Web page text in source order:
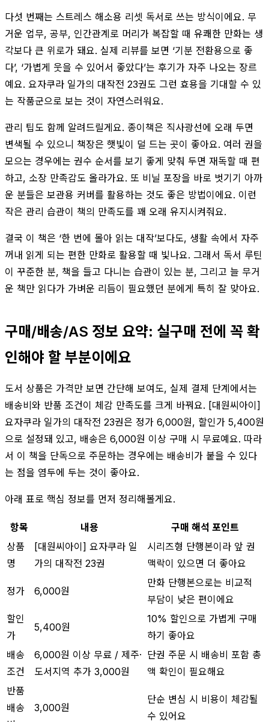
다섯 번째는 스트레스 해소용 리셋 독서로 쓰는 방식이에요. 무
거운 업무, 공부, 인간관계로 머리가 복잡할 때 유쾌한 만화는 생
각보다 큰 위로가 돼요. 실제 리뷰를 보면 ‘기분 전환용으로 좋
다’, ‘가볍게 웃을 수 있어서 좋았다’는 후기가 자주 나오는 장르
예요. 요자쿠라 일가의 대작전 23권도 그런 효용을 기대할 수 있
는 작품군으로 보는 것이 자연스러워요.
관리 팁도 함께 알려드릴게요. 종이책은 직사광선에 오래 두면
변색될 수 있으니 책장은 햇빛이 덜 드는 곳이 좋아요. 여러 권을
모으는 경우에는 권수 순서를 보기 좋게 맞춰 두면 재독할 때 편
하고, 소장 만족감도 올라가요. 또 비닐 포장을 바로 벗기기 아까
운 분들은 보관용 커버를 활용하는 것도 좋은 방법이에요. 이런
작은 관리 습관이 책의 만족도를 꽤 오래 유지시켜줘요.
결국 이 책은 ‘한 번에 몰아 읽는 대작’보다도, 생활 속에서 자주
꺼내 읽게 되는 편한 만화로 활용할 때 빛나요. 그래서 독서 루틴
이 꾸준한 분, 책을 들고 다니는 습관이 있는 분, 그리고 늘 무거
운 책만 읽다가 가벼운 리듬이 필요했던 분에게 특히 잘 맞아요.
구매/배송/AS 정보 요약: 실구매 전에 꼭 확
인해야 할 부분이에요
도서 상품은 가격만 보면 간단해 보여도, 실제 결제 단계에서는
배송비와 반품 조건이 체감 만족도를 크게 바꿔요. [대원씨아이]
요자쿠라 일가의 대작전 23권은 정가 6,000원, 할인가 5,400원
으로 설정돼 있고, 배송은 6,000원 이상 구매 시 무료예요. 따라
서 이 책을 단독으로 주문하는 경우에는 배송비가 붙을 수 있다
는 점을 염두에 두는 것이 좋아요.
아래 표로 핵심 정보를 먼저 정리해볼게요.
항목 내용
구매 해석 포인트
상품
명
[대원씨아이] 요자쿠라 일
가의 대작전 23권
시리즈형 단행본이라 앞 권
맥락이 있으면 더 좋아요
정가 6,000원
만화 단행본으로는 비교적
부담이 낮은 편이에요
할인
가
5,400원
10% 할인으로 가볍게 구매
하기 좋아요
배송
조건
6,000원 이상 무료 / 제주·
도서지역 추가 3,000원
단권 주문 시 배송비 포함 총
액 확인이 필요해요
반품
배송
3,000원
단순 변심 시 비용이 체감될
수 있어요